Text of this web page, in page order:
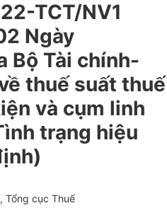
TCT/NV1
Ngày
Bộ Tài chính-
thuế suất thuế
và cụm linh
trạng hiệu
Tổng cục Thuế